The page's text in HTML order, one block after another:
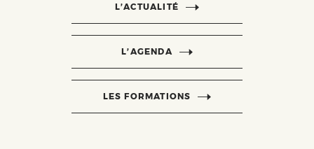
L’ACTUALITÉ
L’AGENDA
LES FORMATIONS